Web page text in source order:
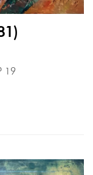
19